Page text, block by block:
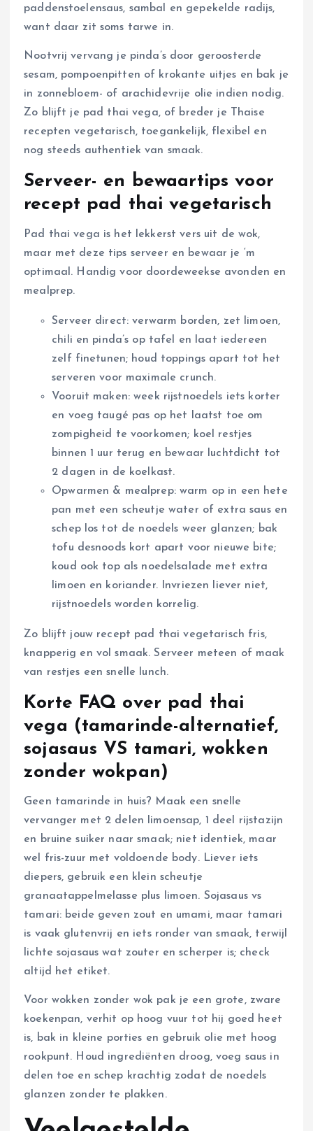
paddenstoelensaus, sambal en gepekelde radijs,
want daar zit soms tarwe in.
Nootvrij vervang je pinda’s door geroosterde
sesam, pompoenpitten of krokante uitjes en bak je
in zonnebloem- of arachidevrije olie indien nodig.
Zo blijft je pad thai vega, of breder je Thaise
recepten vegetarisch, toegankelijk, flexibel en
nog steeds authentiek van smaak.
Serveer- en bewaartips voor
recept pad thai vegetarisch
Pad thai vega is het lekkerst vers uit de wok,
maar met deze tips serveer en bewaar je ‘m
optimaal. Handig voor doordeweekse avonden en
mealprep.
Serveer direct: verwarm borden, zet limoen,
chili en pinda’s op tafel en laat iedereen
zelf finetunen; houd toppings apart tot het
serveren voor maximale crunch.
Vooruit maken: week rijstnoedels iets korter
en voeg taugé pas op het laatst toe om
zompigheid te voorkomen; koel restjes
binnen 1 uur terug en bewaar luchtdicht tot
2 dagen in de koelkast.
Opwarmen & mealprep: warm op in een hete
pan met een scheutje water of extra saus en
schep los tot de noedels weer glanzen; bak
tofu desnoods kort apart voor nieuwe bite;
koud ook top als noedelsalade met extra
limoen en koriander. Invriezen liever niet,
rijstnoedels worden korrelig.
Zo blijft jouw recept pad thai vegetarisch fris,
knapperig en vol smaak. Serveer meteen of maak
van restjes een snelle lunch.
Korte FAQ over pad thai
vega (tamarinde-alternatief,
sojasaus VS tamari, wokken
zonder wokpan)
Geen tamarinde in huis? Maak een snelle
vervanger met 2 delen limoensap, 1 deel rijstazijn
en bruine suiker naar smaak; niet identiek, maar
wel fris-zuur met voldoende body. Liever iets
diepers, gebruik een klein scheutje
granaatappelmelasse plus limoen. Sojasaus vs
tamari: beide geven zout en umami, maar tamari
is vaak glutenvrij en iets ronder van smaak, terwijl
lichte sojasaus wat zouter en scherper is; check
altijd het etiket.
Voor wokken zonder wok pak je een grote, zware
koekenpan, verhit op hoog vuur tot hij goed heet
is, bak in kleine porties en gebruik olie met hoog
rookpunt. Houd ingrediënten droog, voeg saus in
delen toe en schep krachtig zodat de noedels
glanzen zonder te plakken.